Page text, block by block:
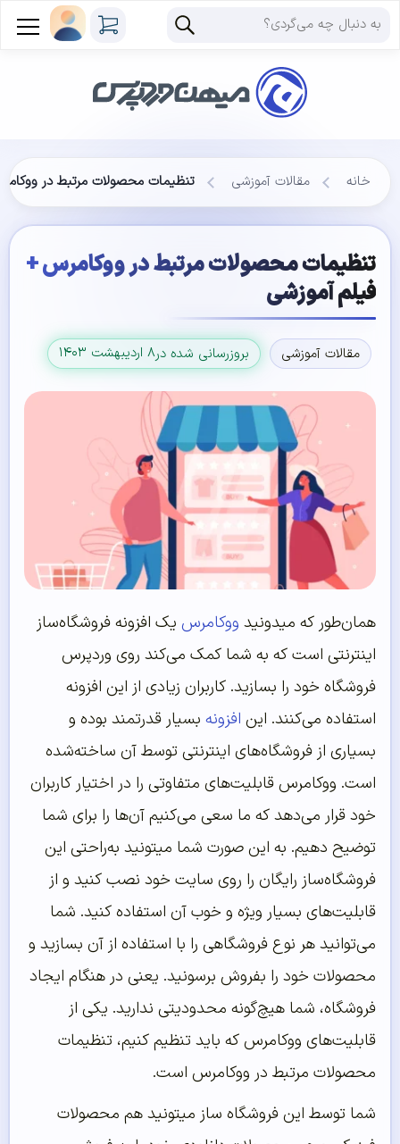
خانه مقالات آموزشی تنظیمات محصولات مرتبط در
تنظیمات محصولات مرتبط در ووکامرس +
فیلم آموزشی
مقالات آموزشی بروزرسانی شده در۸ اردیبهشت ۱۴۰۳
همان‌طور که میدونید ووکامرس یک افزونه فروشگاه‌ساز
اینترنتی است که به شما کمک می‌کند روی وردپرس
فروشگاه خود را بسازید. کاربران زیادی از این افزونه
استفاده می‌‌‌‌‌کنند. این افزونه بسیار قدرتمند بوده و
بسیاری از فروشگاه‌های اینترنتی توسط آن ساخته‌شده
است. ووکامرس قابلیت‌های متفاوتی را در اختیار کاربران
خود قرار می‌دهد که ما سعی می‌کنیم آن‌ها را برای شما
توضیح دهیم. به این صورت شما میتونید به‌راحتی این
فروشگاه‌ساز رایگان را روی سایت خود نصب کنید و از
قابلیت‌های بسیار ویژه و خوب آن استفاده کنید. شما
می‌توانید هر نوع فروشگاهی را با استفاده از آن بسازید و
محصولات خود را بفروش برسونید. یعنی در هنگام ایجاد
فروشگاه، شما هیچ‌گونه محدودیتی ندارید. یکی از
قابلیت‌های ووکامرس که باید تنظیم کنیم، تنظیمات
محصولات مرتبط در ووکامرس است.
شما توسط این فروشگاه ساز میتونید هم محصولات